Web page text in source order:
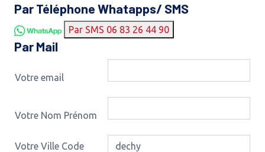
Par Téléphone Whatapps/ SMS
Par SMS 06 83 26 44 90
Par Mail
Votre email
Votre Nom Prénom
Votre Ville Code